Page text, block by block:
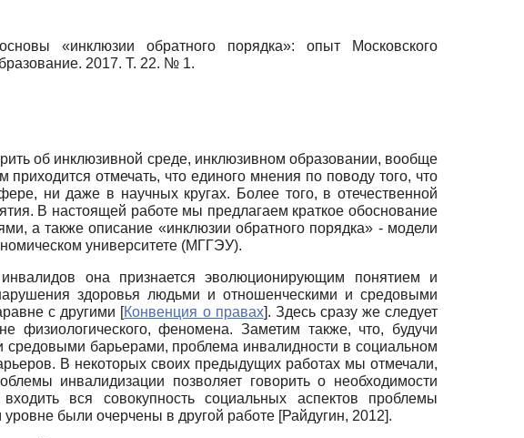
«инклюзии обратного порядка»: опыт Московского
2017. Т. 22. № 1.
об инклюзивной среде, инклюзивном образовании, вообще
отмечать, что единого мнения по поводу того, что
ни даже в научных кругах. Более того, в отечественной
В настоящей работе мы предлагаем краткое обоснование
а также описание «инклюзии обратного порядка» - модели
университете (МГГЭУ).
она признается эволюционирующим понятием и
здоровья людьми и отно­шенческими и средовыми
с другими [Конвенция о правах]. Здесь сразу же следует
физиологического, феномена. Заметим также, что, будучи
барьерами, проблема инвалидности в социальном
В некоторых своих предыдущих работах мы отмечали,
инвалидизации позволяет говорить о необходимости
вся совокупность социальных аспектов проблемы
были очерчены в другой работе [Райдугин, 2012].